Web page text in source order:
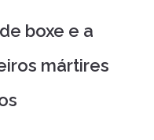
boxe e a
mártires